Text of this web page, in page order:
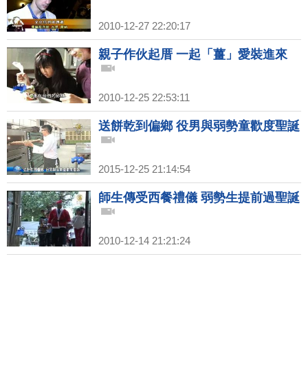
2010-12-27 22:20:17
親子作伙起厝 一起「薑」愛裝進來
2010-12-25 22:53:11
送餅乾到偏鄉 役男與弱勢童歡度聖誕
2015-12-25 21:14:54
師生傳受西餐禮儀 弱勢生提前過聖誕
2010-12-14 21:21:24